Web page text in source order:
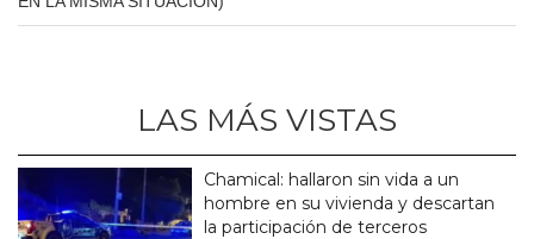
LAS MÁS VISTAS
Chamical: hallaron sin vida a un
hombre en su vivienda y descartan
la participación de terceros